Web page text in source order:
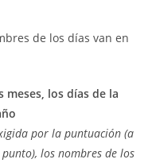
de los días van en
meses, los días de la
por la puntuación (a
los nombres de los